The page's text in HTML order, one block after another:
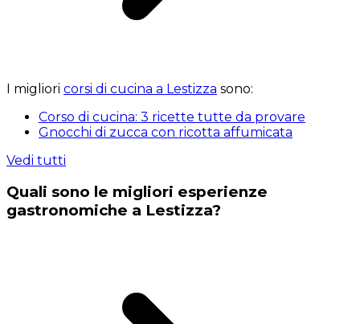
I migliori corsi di cucina a Lestizza sono:
Corso di cucina: 3 ricette tutte da provare
Gnocchi di zucca con ricotta affumicata
Vedi tutti
Quali sono le migliori esperienze
gastronomiche a Lestizza?